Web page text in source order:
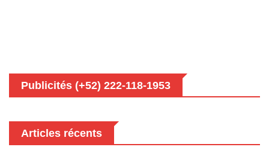
Publicités (+52) 222-118-1953
Articles récents